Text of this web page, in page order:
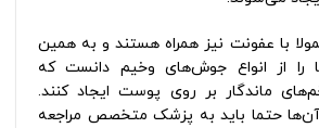
با عفونت نیز همراه هستند و به همین
را از انواع جوش‌های وخیم دانست که
ماندگار بر روی پوست ایجاد کنند.
آن‌ها حتما باید به پزشک متخصص مراجعه